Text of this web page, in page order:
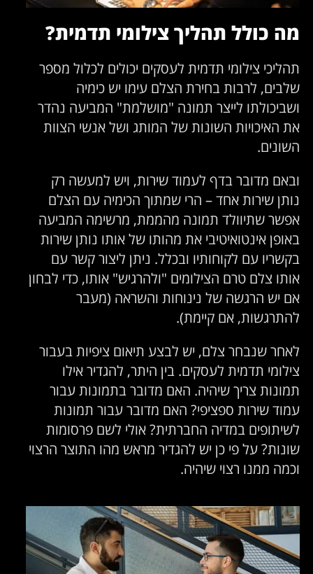
מה כולל תהליך צילומי תדמית?
תהליכי צילומי תדמית לעסקים יכולים לכלול מספר
שלבים, לרבות בחירת הצלם עימו יש כימיה
ושביכולתו לייצר תמונה "מושלמת" המביעה נהדר
את האיכויות השונות של המותג ושל אנשי הצוות
השונים.
ובאם מדובר בדף לעמוד שירות, ויש למעשה רק
נותן שירות אחד – הרי שמתוך הכימיה עם הצלם
אפשר שתיוולד תמונה מהממת, מרשימה המביעה
באופן אינטואיטיבי את מהותו של אותו נותן שירות
בקשריו עם לקוחותיו ובכלל. ניתן ליצור קשר עם
אותו צלם טרם הצילומים "ולהרגיש" אותו, כדי לבחון
אם יש הרגשה של נינוחות והשראה (מעבר
להתרגשות, אם קיימת).
לאחר שנבחר צלם, יש לבצע תיאום ציפיות בעבור
צילומי תדמית לעסקים. בין היתר, להגדיר אילו
תמונות צריך שיהיה. האם מדובר בתמונות עבור
עמוד שירות ספציפי? האם מדובר עבור תמונות
לשיתופים במדיה החברתית? אולי לשם פרסומות
שונות? על פי כן יש להגדיר מראש מהו התוצר הרצוי
וכמה ממנו רצוי שיהיה.